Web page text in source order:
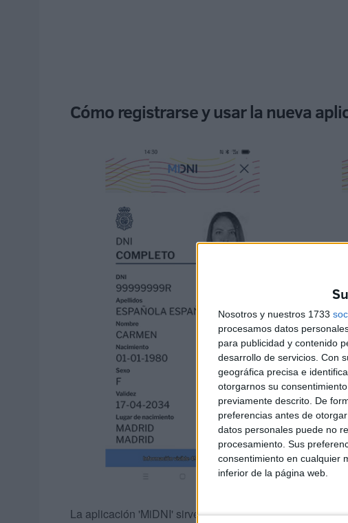
Nosotros y nuestros 1733
procesamos datos
para publicidad y contenido
desarrollo de servicios. Con
geográfica precisa e
otorgarnos su
previamente descrito. De
preferencias antes de
datos personales puede no
procesamiento. Sus
consentimiento en cualquier
inferior de la página web.
Cómo registrarse y usar la nueva
La aplicación 'MiDNI' sirve como respaldo legal para la